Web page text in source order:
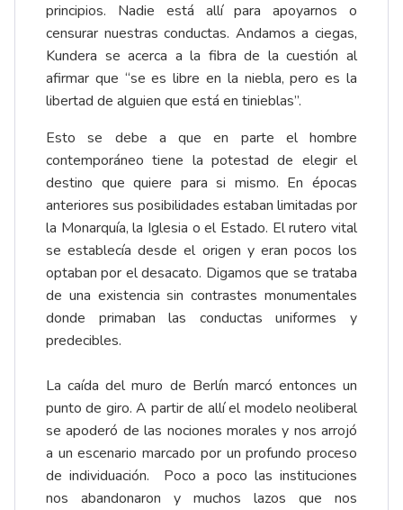
principios. Nadie está allí para apoyarnos o
censurar nuestras conductas. Andamos a ciegas,
Kundera se acerca a la fibra de la cuestión al
afirmar que “se es libre en la niebla, pero es la
libertad de alguien que está en tinieblas”.
Esto se debe a que en parte el hombre
contemporáneo tiene la potestad de elegir el
destino que quiere para si mismo. En épocas
anteriores sus posibilidades estaban limitadas por
la Monarquía, la Iglesia o el Estado. El rutero vital
se establecía desde el origen y eran pocos los
optaban por el desacato. Digamos que se trataba
de una existencia sin contrastes monumentales
donde primaban las conductas uniformes y
predecibles.
La caída del muro de Berlín marcó entonces un
punto de giro. A partir de allí el modelo neoliberal
se apoderó de las nociones morales y nos arrojó
a un escenario marcado por un profundo proceso
de individuación. Poco a poco las instituciones
nos abandonaron y muchos lazos que nos